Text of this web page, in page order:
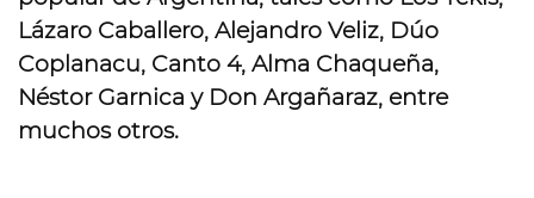
Lázaro Caballero, Alejandro Veliz, Dúo
Coplanacu, Canto 4, Alma Chaqueña,
Néstor Garnica y Don Argañaraz, entre
muchos otros.